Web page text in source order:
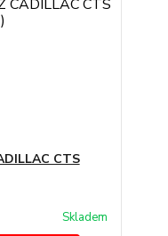
CTS
Skladem